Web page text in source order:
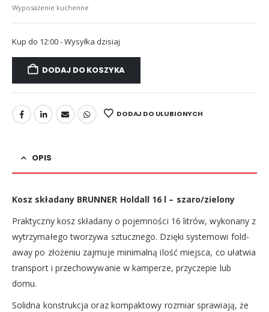
Wyposażenie kuchenne
Kup do 12:00 - Wysyłka dzisiaj
DODAJ DO KOSZYKA
DODAJ DO ULUBIONYCH
OPIS
Kosz składany BRUNNER Holdall 16 l – szaro/zielony
Praktyczny kosz składany o pojemności 16 litrów, wykonany z
wytrzymałego tworzywa sztucznego. Dzięki systemowi fold-
away po złożeniu zajmuje minimalną ilość miejsca, co ułatwia
transport i przechowywanie w kamperze, przyczepie lub
domu.
Solidna konstrukcja oraz kompaktowy rozmiar sprawiają, że